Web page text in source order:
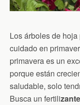
Los árboles de
cuidado en
primavera es un
porque están
saludable, solo
Busca un fertili